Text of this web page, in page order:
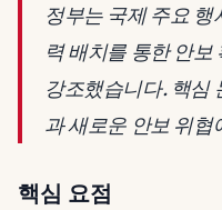
정부는 국제 주요
력 배치를 통한 안
강조했습니다. 핵심
과 새로운 안보 위
핵심 요점